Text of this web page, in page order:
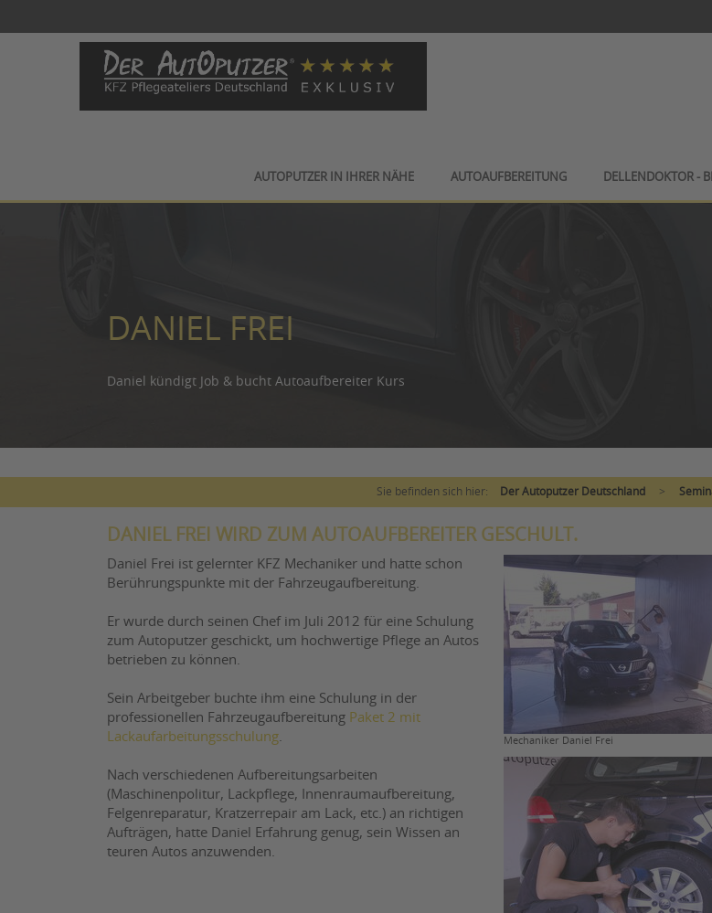
AUTOPUTZER IN IHRER NÄHE AUTOAUFBEREITUNG DELLENDOKTOR -
DANIEL FREI
Daniel kündigt Job & bucht Autoaufbereiter Kurs
Sie befinden sich hier: Der Autoputzer Deutschland >
DANIEL FREI WIRD ZUM AUTOAUFBEREITER GESCHULT.
Mechaniker Daniel Frei
Daniel Frei ist gelernter KFZ Mechaniker und hatte schon
Berührungspunkte mit der Fahrzeugaufbereitung.
Er wurde durch seinen Chef im Juli 2012 für eine Schulung
zum Autoputzer geschickt, um hochwertige Pflege an Autos
betrieben zu können.
Sein Arbeitgeber buchte ihm eine Schulung in der
professionellen Fahrzeugaufbereitung Paket 2 mit
Lackaufarbeitungsschulung
Nach verschiedenen Aufbereitungsarbeiten
(Maschinenpolitur, Lackpflege, Innenraumaufbereitung,
Felgenreparatur, Kratzerrepair am Lack, etc.) an richtigen
Aufträgen, hatte Daniel Erfahrung genug, sein Wissen an
teuren Autos anzuwenden.